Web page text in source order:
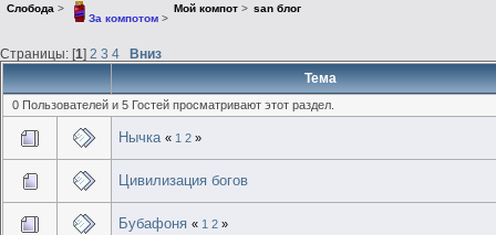
Слобода >
За компотом>
Мой компот> san блог
Страницы: [1] 2 3 4
Вниз
Тема
0 Пользователей и 5 Гостей просматривают этот раздел.
Нычка « 1 2 »
Цивилизация богов
Бубафоня « 1 2 »